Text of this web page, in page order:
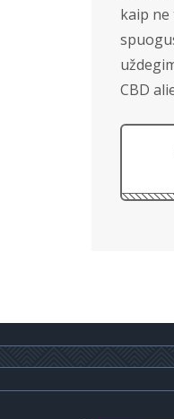
kaip
CBD